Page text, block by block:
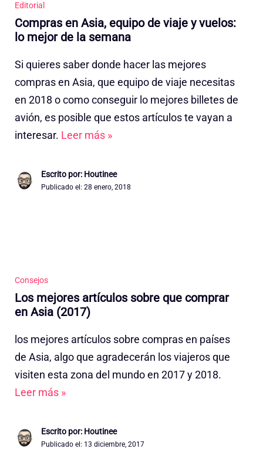
Editorial
Compras en Asia, equipo de viaje y vuelos:
lo mejor de la semana
Si quieres saber donde hacer las mejores
compras en Asia, que equipo de viaje necesitas
en 2018 o como conseguir lo mejores billetes de
avión, es posible que estos artículos te vayan a
interesar. Leer más »
Escrito por: Houtinee
Publicado el: 28 enero, 2018
Consejos
Los mejores artículos sobre que comprar
en Asia (2017)
los mejores artículos sobre compras en países
de Asia, algo que agradecerán los viajeros que
visiten esta zona del mundo en 2017 y 2018.
Leer más »
Escrito por: Houtinee
Publicado el: 13 diciembre, 2017